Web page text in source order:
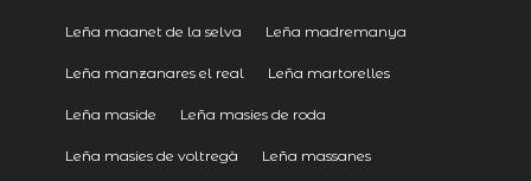
Leña maanet de la selva Leña madremanya
Leña manzanares el real Leña martorelles
Leña maside Leña masies de roda
Leña masies de voltregà Leña massanes